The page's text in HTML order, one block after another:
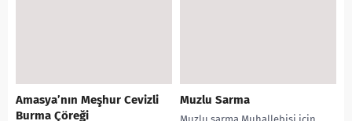
Amasya’nın Meşhur Cevizli
Burma Çöreği
Muzlu Sarma